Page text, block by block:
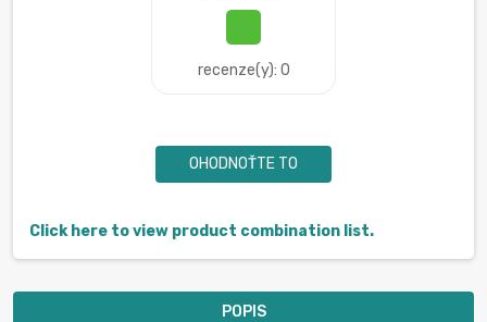
recenze(y): 0
OHODNOŤTE TO
Click here to view product combination list.
POPIS